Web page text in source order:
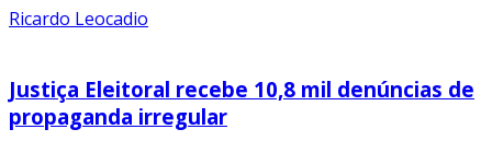
Ricardo Leocadio
Justiça Eleitoral recebe 10,8 mil denúncias de
propaganda irregular